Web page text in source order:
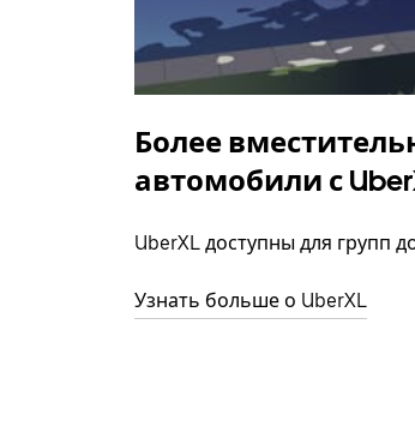
Более
автомобили с
UberXL доступны для групп
Узнать больше о UberXL